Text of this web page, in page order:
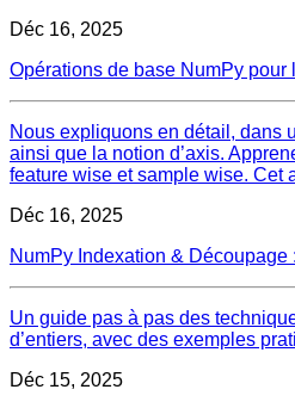
Déc 16, 2025
Opérations de base NumPy pour
Nous expliquons en détail, dans
ainsi que la notion d’axis.
feature wise et sample wise. Cet
Déc 16, 2025
NumPy Indexation &
Un guide pas à pas des
d’entiers, avec des exemples
Déc 15, 2025